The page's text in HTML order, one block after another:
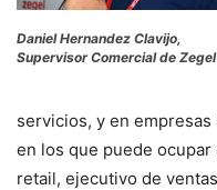
Daniel Hernandez Clavijo,
Supervisor Comercial de Zegel
servicios, y en
en los que puede
retail, ejecutivo de